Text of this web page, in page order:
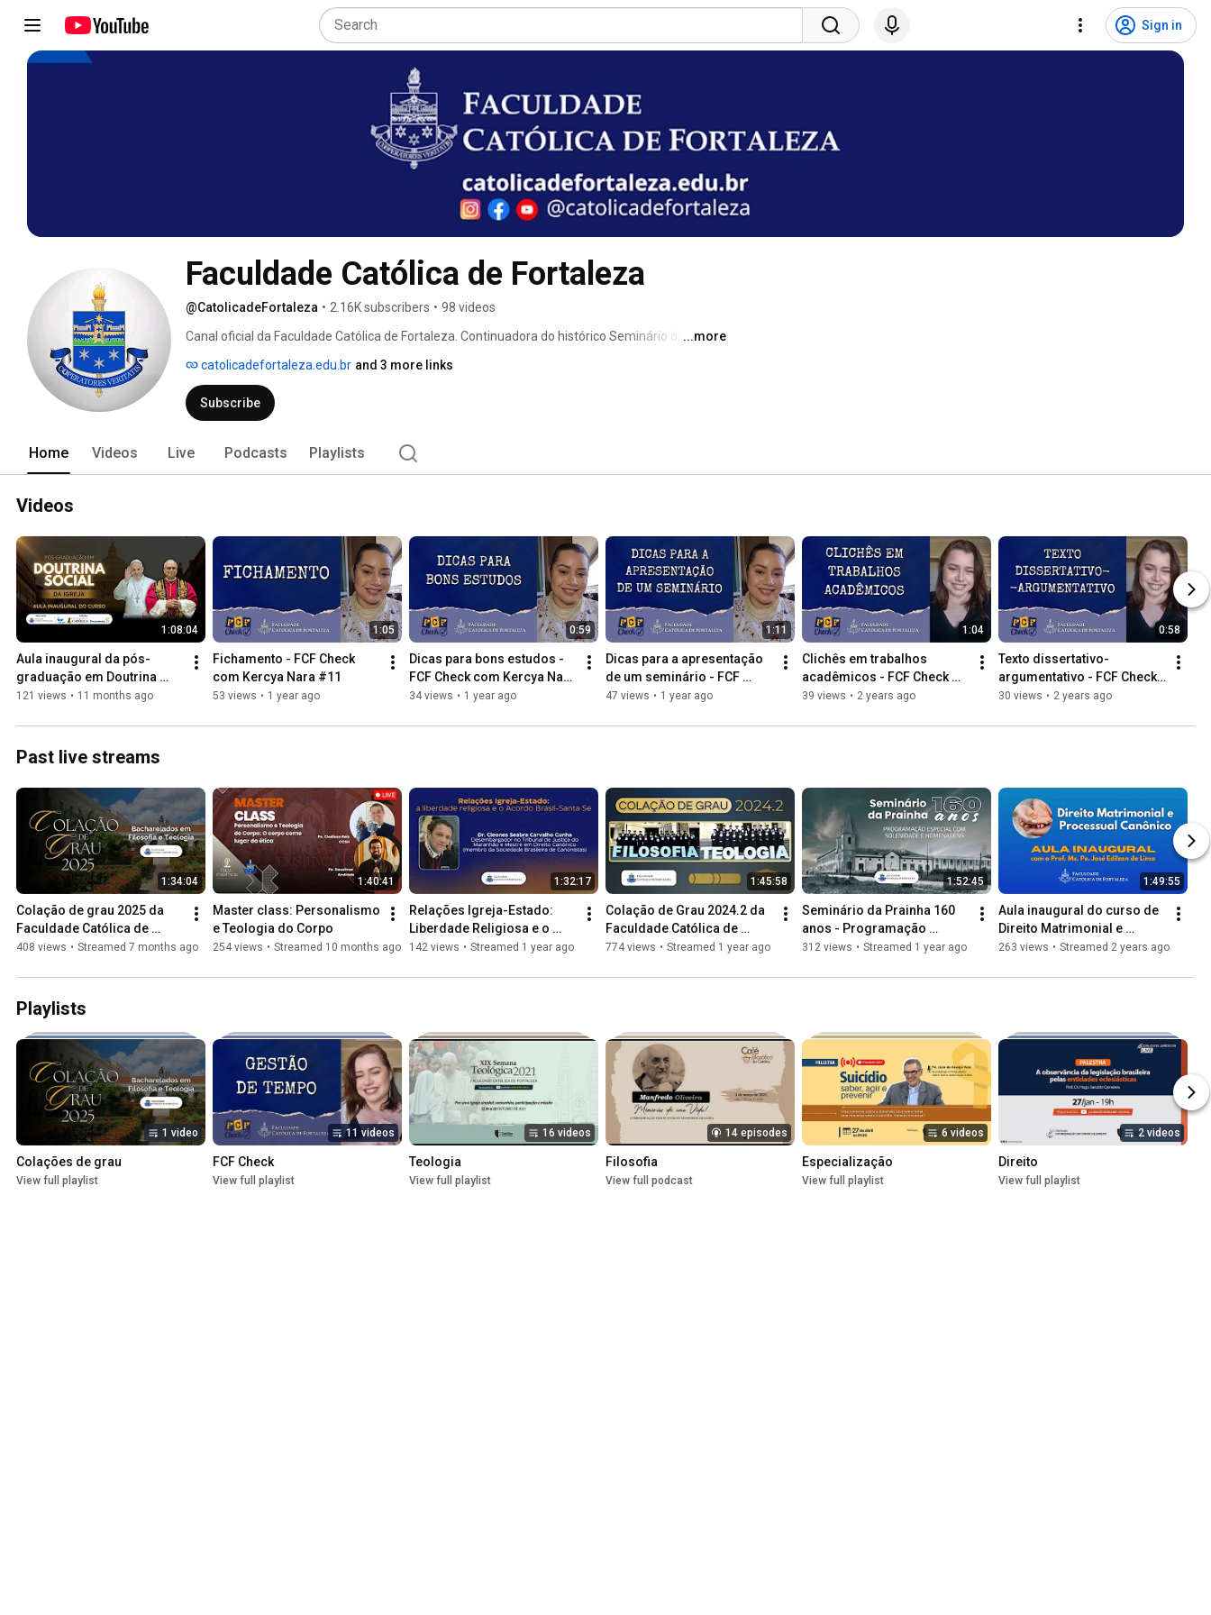
Sign in
Faculdade Católica de Fortaleza
@CatolicadeFortaleza • 2.16K subscribers • 98 videos
Canal oficial da Faculdade Católica de Fortaleza. Continuadora do histórico Seminário da
graduação e extensão presenciais e a distancia com os mais qualificados profissionais da
educação.
...more
catolicadefortaleza.edu.br and 3 more links
Subscribe
Home Videos Live Podcasts Playlists
Videos
1:08:04
Aula inaugural da pós-
graduação em Doutrina
Social da Igreja -
121 views • 11 months ago
1:05
Fichamento - FCF Check
com Kercya Nara #11
53 views • 1 year ago
0:59
Dicas para bons estudos -
FCF Check com Kercya Nara
#10
34 views • 1 year ago
1:11
Dicas para a apresentação
de um seminário - FCF
Check com Kercya Nara #9
47 views • 1 year ago
1:04
Clichês em trabalhos
acadêmicos - FCF Check
com Kercya Nara #8
39 views • 2 years ago
0:58
Texto dissertativo-
argumentativo - FCF Check
com Kercya Nara #7
30 views • 2 years ago
Past live streams
1:34:04
Colação de grau 2025 da
Faculdade Católica de
Fortaleza - Bacharelados
408 views • Streamed 7 months ago
1:40:41
Master class: Personalismo
e Teologia do Corpo
254 views • Streamed 10 months ago
1:32:17
Relações Igreja-Estado:
Liberdade Religiosa e o
Acordo Brasil-Santa Sé
142 views • Streamed 1 year ago
1:45:58
Colação de Grau 2024.2 da
Faculdade Católica de
Fortaleza - 18/12/2024
774 views • Streamed 1 year ago
1:52:45
Seminário da Prainha 160
anos - Programação
especial com solenidade e
312 views • Streamed 1 year ago
1:49:55
Aula inaugural do curso de
Direito Matrimonial e
Processual Canônico -
263 views • Streamed 2 years ago
Playlists
1 video
Colações de grau
View full playlist
11 videos
FCF Check
View full playlist
16 videos
Teologia
View full playlist
14 episodes
Filosofia
View full podcast
6 videos
Especialização
View full playlist
2 videos
Direito
View full playlist